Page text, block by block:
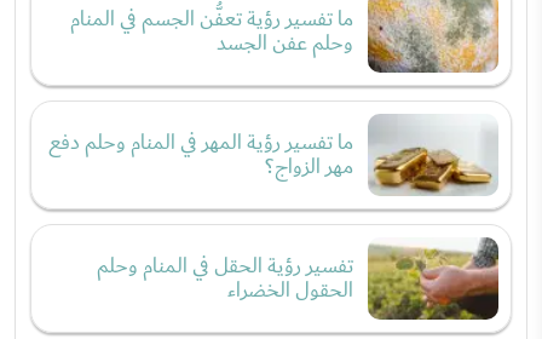
ما تفسير رؤية تعفُّن الجسم في المنام
وحلم عفن الجسد
ما تفسير رؤية المهر في المنام وحلم دفع
مهر الزواج؟
تفسير رؤية الحقل في المنام وحلم
الحقول الخضراء